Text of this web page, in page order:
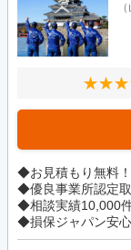
◆お見積もり無料！
◆優良事業所認定取
◆相談実績10,000件
◆損保ジャパン安心